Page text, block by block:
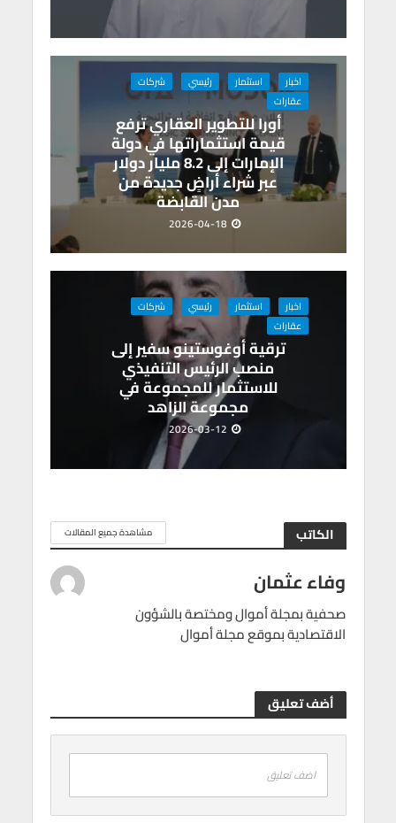
اخبار استثمار رئيسي
شركات
عقارات
أورا للتطوير العقاري ترفع
قيمة استثماراتها في دولة
الإمارات إلى 8.2 مليار دولار
عبر شراء أراضٍ جديدة من
مدن القابضة
2026-04-18
اخبار استثمار رئيسي
شركات
عقارات
ترقية أوغوستينو سفير إلى
منصب الرئيس التنفيذي
للاستثمار للمجموعة في
مجموعة الزاهد
2026-03-12
الكاتب مشاهدة جميع المقالات
وفاء عثمان
صحفية بمجلة أموال ومختصة بالشؤون
الاقتصادية بموقع مجلة أموال
أضف تعليق
اضف تعليق